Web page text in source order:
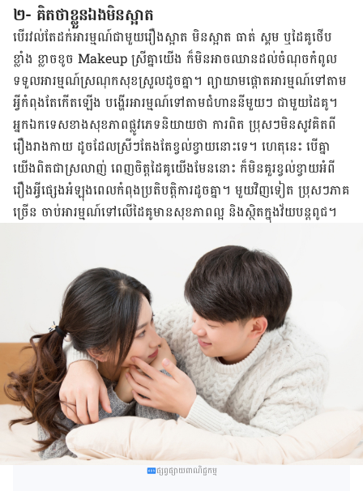
២- គិតថាខ្លួនឯងមិនស្អាត
បើ​រវល់​តែ​ដក់​អារម្មណ៍​ជាមួយ​រឿង​ស្អាត មិន​ស្អាត ធាត់ ស្គម ឬ​ដៃគូ​ថើប​
ខ្លាំង ខ្លាច​ខូច Makeup ស្រី​គ្នា​យើង ក៏​មិន​អាច​ឈាន​ដល់​ចំណុច​កំពូល​
ទទួល​អារម្មណ៍​ស្រណុក​សុខ​ស្រួល​ដូចគ្នា។ ព្យាយាម​ផ្តោត​អារម្មណ៍​ទៅ​តាម​
អ្វី​កំពុង​តែ​កើត​ឡើង បង្ហើរ​អារម្មណ៍​ទៅ​តាម​ជំហាន​នីមួយៗ​ ជាមួយ​ដៃគូ​។
អ្នក​ឯកទេស​ខាង​សុខភាព​ផ្លូវ​ភេទ​​និយាយ​ថា ការ​ពិត​ ប្រុសៗមិន​សូវ​គិតពី​
រឿង​រាងកាយ ដូច​​ដែល​ស្រីៗ​តែង​តែ​​ខ្វល់ខ្វាយ​នោះ​ទេ។ ហេតុ​នេះ បើ​គ្នា​
យើង​ពិតជា​ស្រលាញ់ ពេញចិត្ត​ដៃគូ​យើង​មែន​នោះ ក៏​មិន​គួរ​ខ្វល់ខ្វាយ​អំពី​
រឿង​​អ្វី​ផ្សេង​​អំឡុង​ពេល​កំពុង​ប្រតិបត្តិការ​ដូច​គ្នា។ មួយ​វិញ​ទៀត ប្រុសៗ​ភាគ​
ច្រើន ចាប់​អារម្មណ៍​ទៅ​លើ​ដៃគូ​មាន​សុខភាព​ល្អ និង​ស្ថិត​ក្នុង​វ័យ​បន្ត​ពូជ​។
ផ្សព្វផ្សាយពាណិជ្ជកម្ម